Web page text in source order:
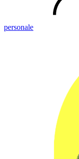
personale